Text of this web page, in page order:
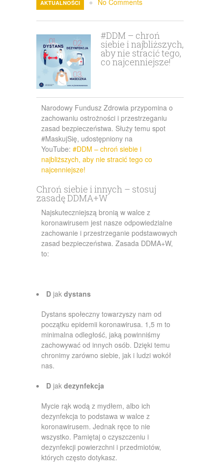
AKTUALNOŚCI ● No Comments
#DDM – chroń
siebie i najbliższych,
aby nie stracić tego,
co najcenniejsze!
Narodowy Fundusz Zdrowia przypomina o
zachowaniu ostrożności i przestrzeganiu
zasad bezpieczeństwa. Służy temu spot
#MaskujSię, udostępniony na
YouTube: #DDM – chroń siebie i
najbliższych, aby nie stracić tego co
najcenniejsze!
Chroń siebie i innych – stosuj
zasadę DDMA+W
Najskuteczniejszą bronią w walce z
koronawirusem jest nasze odpowiedzialne
zachowanie i przestrzeganie podstawowych
zasad bezpieczeństwa. Zasada DDMA+W,
to:
D jak dystans
Dystans społeczny towarzyszy nam od
początku epidemii koronawirusa. 1,5 m to
minimalna odległość, jaką powinniśmy
zachowywać od innych osób. Dzięki temu
chronimy zarówno siebie, jak i ludzi wokół
nas.
D jak dezynfekcja
Mycie rąk wodą z mydłem, albo ich
dezynfekcja to podstawa w walce z
koronawirusem. Jednak ręce to nie
wszystko. Pamiętaj o czyszczeniu i
dezynfekcji powierzchni i przedmiotów,
których często dotykasz.